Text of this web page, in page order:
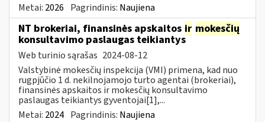
Metai: 2026 Pagrindinis: Naujiena
NT brokeriai, finansinės apskaitos ir mokesčių
konsultavimo paslaugas teikiantys
Web turinio sąrašas 2024-08-12
Valstybinė mokesčių inspekcija (VMI) primena, kad nuo
rugpjūčio 1 d. nekilnojamojo turto agentai (brokeriai),
finansinės apskaitos ir mokesčių konsultavimo
paslaugas teikiantys gyventojai[1],...
Metai: 2024 Pagrindinis: Naujiena